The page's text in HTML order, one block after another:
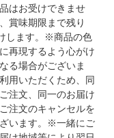
はお受けできませ
賞味期限まで残り
します。※商品の色
再現するよう心がけ
る場合がございま
用いただくため、同
注文、同一のお届け
注文のキャンセルを
います。※一緒にご